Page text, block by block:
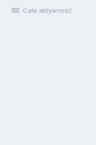
Cała aktywność